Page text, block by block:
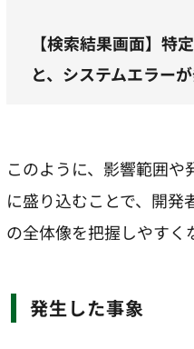
【検索結果画面】特
と、システムエラー
このように、影響範囲
に盛り込むことで、開発
の全体像を把握しやすく
発生した事象